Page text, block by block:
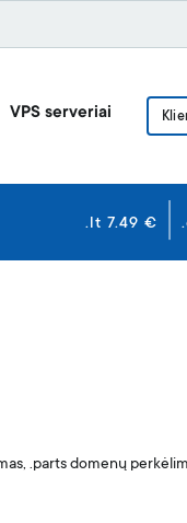
VPS serveriai
.lt 7.49 €
.parts domenų